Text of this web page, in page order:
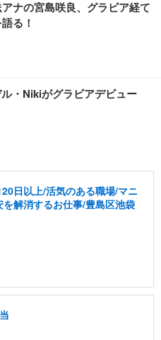
ナの宮島咲良、グラビア経て
る！
・Nikiがグラビアデビュー
日以上/活気のある職場/マニ
解消するお仕事/豊島区池袋